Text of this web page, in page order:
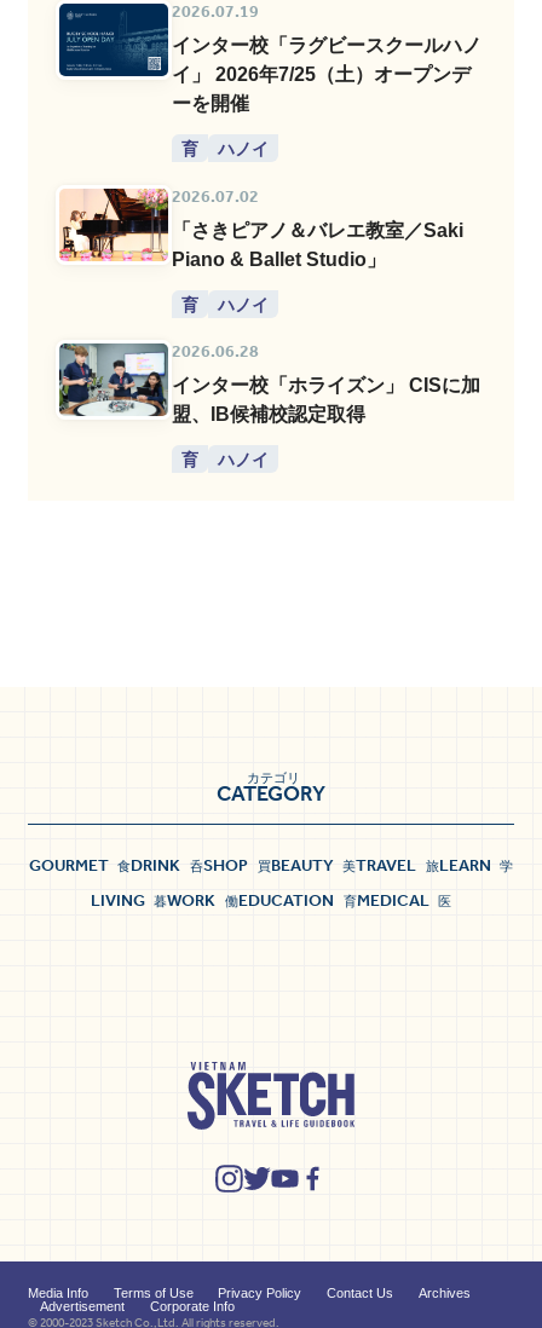
2026.07.19
インター校「ラグビースクールハノ
イ」 2026年7/25（土）オープンデ
ーを開催
育 ハノイ
2026.07.02
「さきピアノ＆バレエ教室／Saki
Piano & Ballet Studio」
育 ハノイ
2026.06.28
インター校「ホライズン」 CISに加
盟、IB候補校認定取得
育 ハノイ
CATEGORY
カテゴリ
GOURMET 食DRINK 呑SHOP 買BEAUTY 美TRAVEL 旅LEARN 学
LIVING 暮WORK 働EDUCATION 育MEDICAL 医
Media Info Terms of Use Privacy Policy Contact Us
Archives
Advertisement
Corporate Info
© 2000-2023 Sketch Co.,Ltd. All rights reserved.